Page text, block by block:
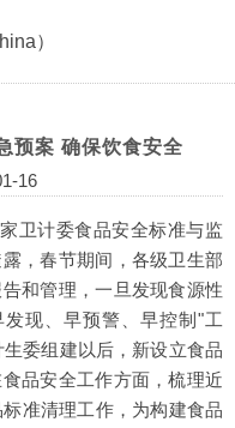
）
预案 确保饮食安全
16
卫计委食品安全标准与监
，春节期间，各级卫生部
和管理，一旦发现食源性
现、早预警、早控制"工
委组建以后，新设立食品
品安全工作方面，梳理近
准清理工作，为构建食品